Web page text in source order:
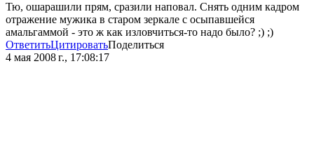
Тю, ошарашили прям, сразили наповал. Снять одним кадром
отражение мужика в старом зеркале с осыпавшейся
амальгаммой - это ж как изловчиться-то надо было? ;) ;)
ОтветитьЦитироватьПоделиться
4 мая 2008 г., 17:08:17